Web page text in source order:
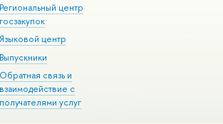
Региональный центр
госзакупок
Языковой центр
Выпускники
Обратная связь и
взаимодействие с
получателями услуг